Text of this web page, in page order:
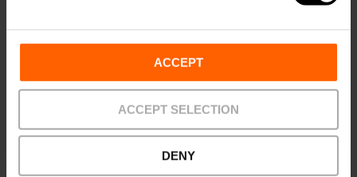
ACCEPT
ACCEPT SELECTION
DENY